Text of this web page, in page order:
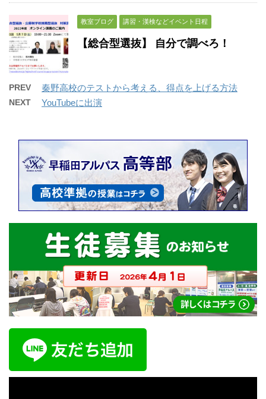
教室ブログ 講習・漢検などイベント日程
【総合型選抜】 自分で調べろ！
PREV 秦野高校のテストから考える、得点を上げる方法
NEXT YouTubeに出演